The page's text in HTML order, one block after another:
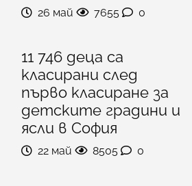
26 май 7655 0
11 746 деца са
класирани след
първо класиране за
детските градини и
ясли в София
22 май 8505 0